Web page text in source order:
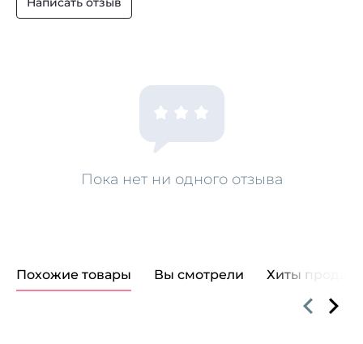
Пока нет ни одного отзыва
Похожие товары Вы смотрели Хиты продаж